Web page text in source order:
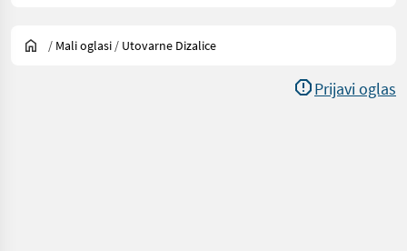
/ Mali oglasi / Utovarne Dizalice
Prijavi oglas